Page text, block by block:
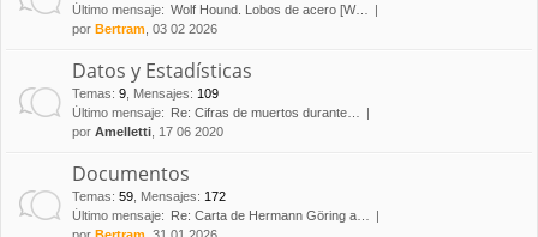
Último mensaje: Wolf Hound. Lobos de acero [W…
por Bertram , 03 02 2026
Datos y Estadísticas
Temas: 9 Mensajes: 109
Último mensaje:
Re: Cifras de muertos durante…
por Amelletti , 17 06 2020
Documentos
Temas: 59 Mensajes: 172
Último mensaje:
Re: Carta de Hermann Göring a…